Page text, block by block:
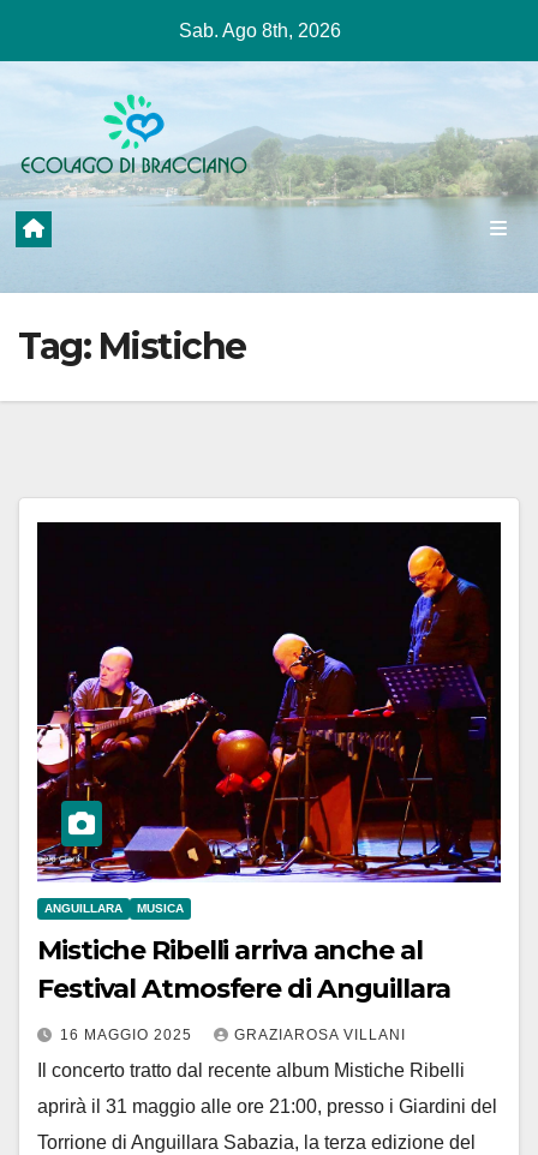
contenuto
Sab. Ago 8th, 2026
Tag: Mistiche
ANGUILLARA MUSICA
Mistiche Ribelli arriva anche al
Festival Atmosfere di Anguillara
16 MAGGIO 2025 GRAZIAROSA VILLANI
Il concerto tratto dal recente album Mistiche Ribelli
aprirà il 31 maggio alle ore 21:00, presso i Giardini del
Torrione di Anguillara Sabazia, la terza edizione del